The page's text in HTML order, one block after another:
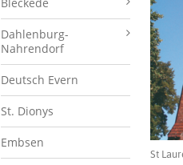
Dahlenburg-
Nahrendorf
Deutsch Evern
St. Dionys
Embsen
St